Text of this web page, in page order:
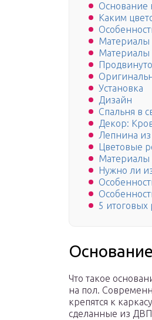
Основание
Каким
Материалы
Материалы
Установка
Дизайн
Спальня в
Декор:
Лепнина из
Цветовые
Материалы
Нужно ли
5 итоговых
Что такое
на пол.
крепятся к
сделанные из